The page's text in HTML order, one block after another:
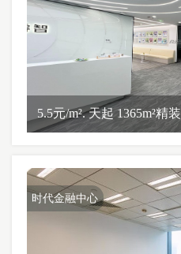
5.5元/m². 天起 1365m²精装
时代金融中心